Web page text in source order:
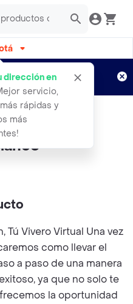
dirección en
servicio,
rápidas y
más
Aplican TyC
De Flor
Tú Vivero Virtual Una vez
como llevar el
a paso de una manera
ya que no solo te
la oportunidad